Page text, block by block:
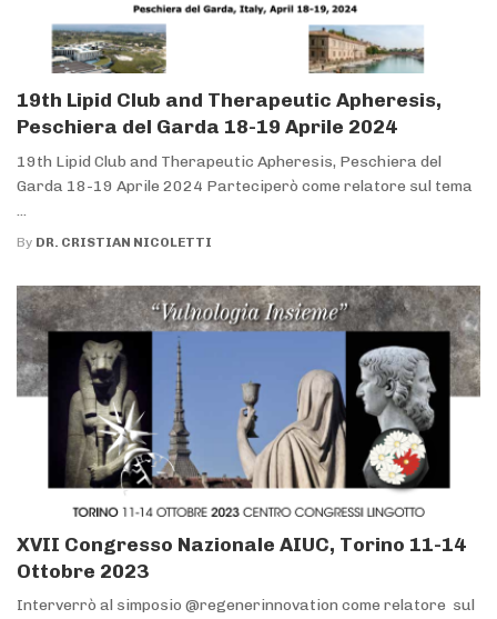
19th Lipid Club and Therapeutic Apheresis,
Peschiera del Garda 18-19 Aprile 2024
19th Lipid Club and Therapeutic Apheresis, Peschiera del
Garda 18-19 Aprile 2024 Parteciperò come relatore sul tema
...
By DR. CRISTIAN NICOLETTI
XVII Congresso Nazionale AIUC, Torino 11-14
Ottobre 2023
Interverrò al simposio @regenerinnovation come relatore sul